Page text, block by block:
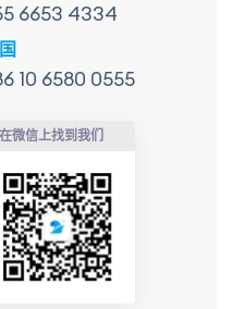
6653 4334
10 6580 0555
在微信上找到我们